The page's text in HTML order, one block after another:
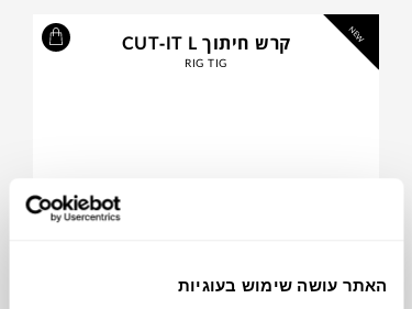
האתר עושה שימוש בעוגיות
NEW קרש חיתוך CUT-IT L
RIG TIG